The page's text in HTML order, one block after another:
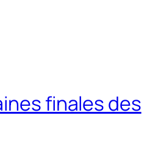
finales des